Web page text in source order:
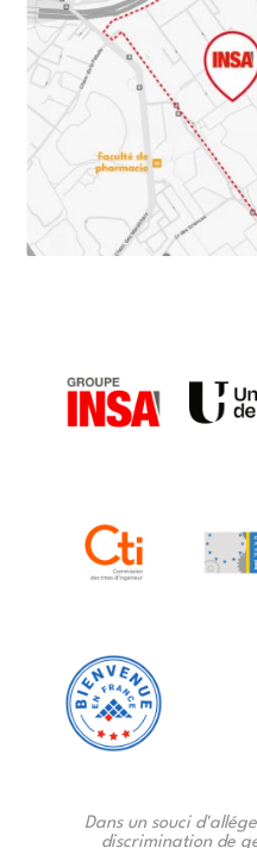
Dans un souci
discrimination de